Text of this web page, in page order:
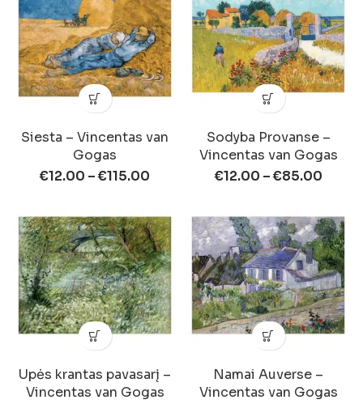
Siesta – Vincentas van
Gogas
€12.00 –€115.00
Sodyba Provanse –
Vincentas van Gogas
€12.00 –€85.00
Upės krantas pavasarį –
Vincentas van Gogas
Namai Auverse –
Vincentas van Gogas